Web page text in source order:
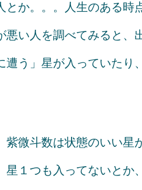
とか。。。人生のある時
悪い人を調べてみると、
遭う」星が入っていたり
紫微斗数は状態のいい星
星１つも入ってないとか